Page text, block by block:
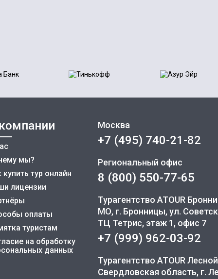
мы?
купить тур онлайн
лицензии
оплаты
туристам
на обработку
данных
Москва
+7 (495) 740-21-82
Региональный офис
8 (800) 550-77-65
Турагентство ATOUR
МО, г. Бронницы, ул.
ТЦ Тетрис, этаж 1, офис 7
+7 (999) 962-03-92
Турагентство ATOUR Лесной
Свердловская область, г.